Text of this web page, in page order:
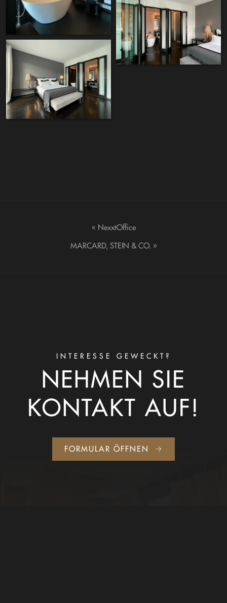
« NexxtOffice
MARCARD, STEIN & CO. »
INTERESSE GEWECKT?
NEHMEN SIE
KONTAKT AUF!
FORMULAR ÖFFNEN